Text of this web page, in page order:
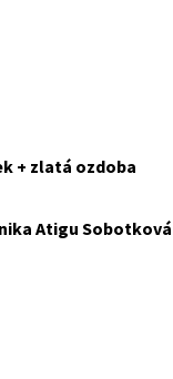
+ zlatá ozdoba
Atigu Sobotková